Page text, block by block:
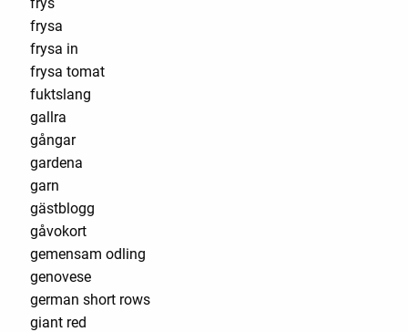
frysa
frysa in
frysa tomat
fuktslang
gallra
gångar
gardena
garn
gästblogg
gåvokort
gemensam odling
genovese
german short rows
giant red